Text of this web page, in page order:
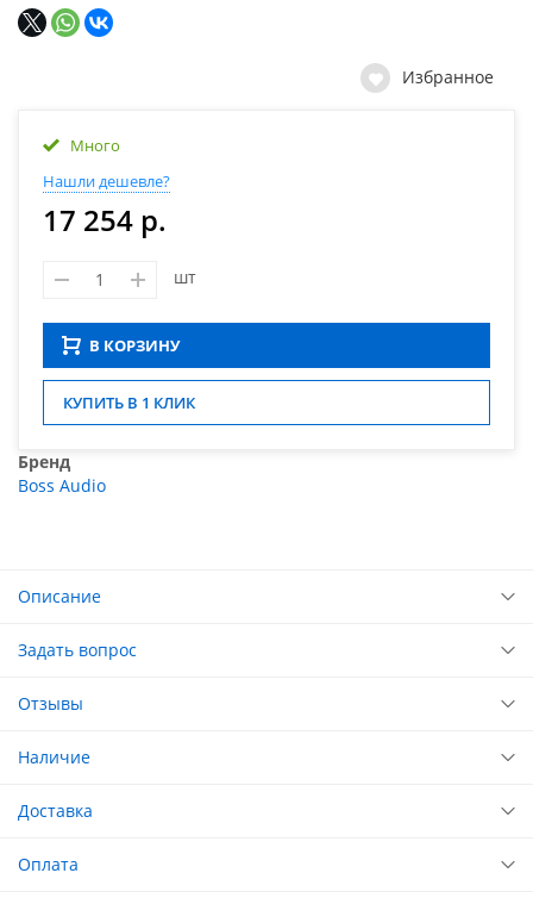
Избранное
Много
Нашли дешевле?
17 254 р.
шт
В КОРЗИНУ
КУПИТЬ В 1 КЛИК
Бренд
Boss Audio
Описание
Задать вопрос
Отзывы
Наличие
Доставка
Оплата